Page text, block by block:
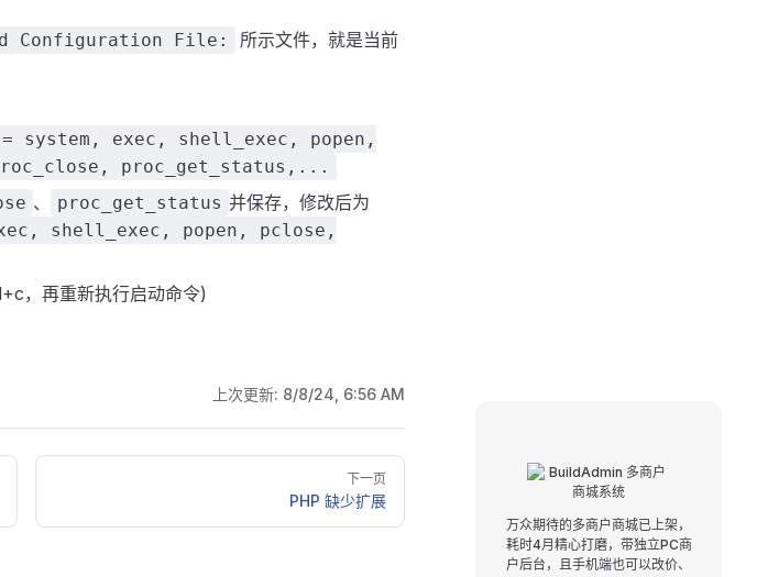
万众期待的多商户商城已上架，
耗时4月精心打磨，带独立PC商
户后台，且手机端也可以改价、
Configuration File:
所示文件，就是当前
system, exec, shell_exec, popen,
proc_get_status,...
、 proc_get_status 并保存，修改后为
shell_exec, popen, pclose,
，再重新执行启动命令)
上次更新: 8/8/24, 6:56 AM
下一页
PHP 缺少扩展